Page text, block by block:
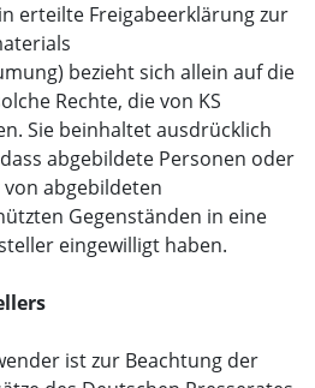
erteilte Freigabeerklärung zur
bezieht sich allein auf die
Rechte, die von KS
Sie beinhaltet ausdrücklich
abgebildete Personen oder
abgebildeten
Gegenständen in eine
eingewilligt haben.
ist zur Beachtung der